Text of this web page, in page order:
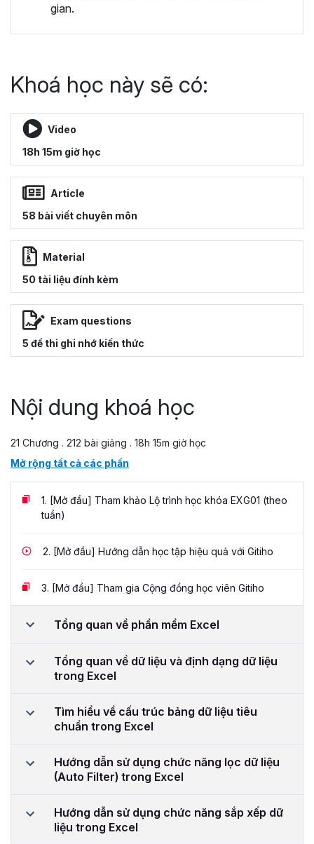
gian.
Khoá học này sẽ có:
Video
18h 15m giờ học
Article
58 bài viết chuyên môn
Material
50 tài liệu đính kèm
Exam questions
5 đề thi ghi nhớ kiến thức
Nội dung khoá học
21 Chương . 212 bài giảng . 18h 15m giờ học
Mở rộng tất cả các phần
1. [Mở đầu] Tham khảo Lộ trình học khóa EXG01 (theo
tuần)
2. [Mở đầu] Hướng dẫn học tập hiệu quả với Gitiho
3. [Mở đầu] Tham gia Cộng đồng học viên Gitiho
Tổng quan về phần mềm Excel
Tổng quan về dữ liệu và định dạng dữ liệu
trong Excel
Tìm hiểu về cấu trúc bảng dữ liệu tiêu
chuẩn trong Excel
Hướng dẫn sử dụng chức năng lọc dữ liệu
(Auto Filter) trong Excel
Hướng dẫn sử dụng chức năng sắp xếp dữ
liệu trong Excel